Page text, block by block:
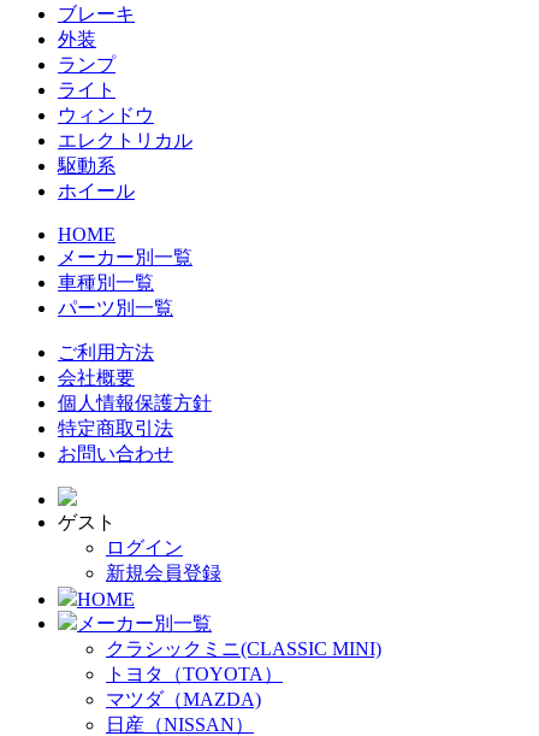
ブレーキ
外装
ランプ
ライト
ウィンドウ
エレクトリカル
駆動系
ホイール
HOME
メーカー別一覧
車種別一覧
パーツ別一覧
ご利用方法
会社概要
個人情報保護方針
特定商取引法
お問い合わせ
ゲスト
ログイン
新規会員登録
HOME
メーカー別一覧
クラシックミニ(CLASSIC MINI)
トヨタ（TOYOTA）
マツダ（MAZDA)
日産（NISSAN）